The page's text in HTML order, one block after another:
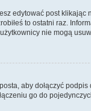
edytować post klikając
to ostatni raz.
nie mogą
aby dołączyć
go do